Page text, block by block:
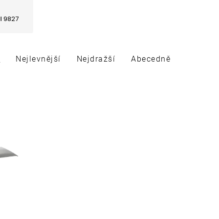
9827
Nejlevnější Nejdražší Abecedně